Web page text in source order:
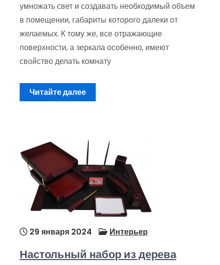
умножать свет и создавать необходимый объем
в помещении, габариты которого далеки от
желаемых. К тому же, все отражающие
поверхности, а зеркала особенно, имеют
свойство делать комнату
Читайте далее
29 января 2024 Интерьер
Настольный набор из дерева